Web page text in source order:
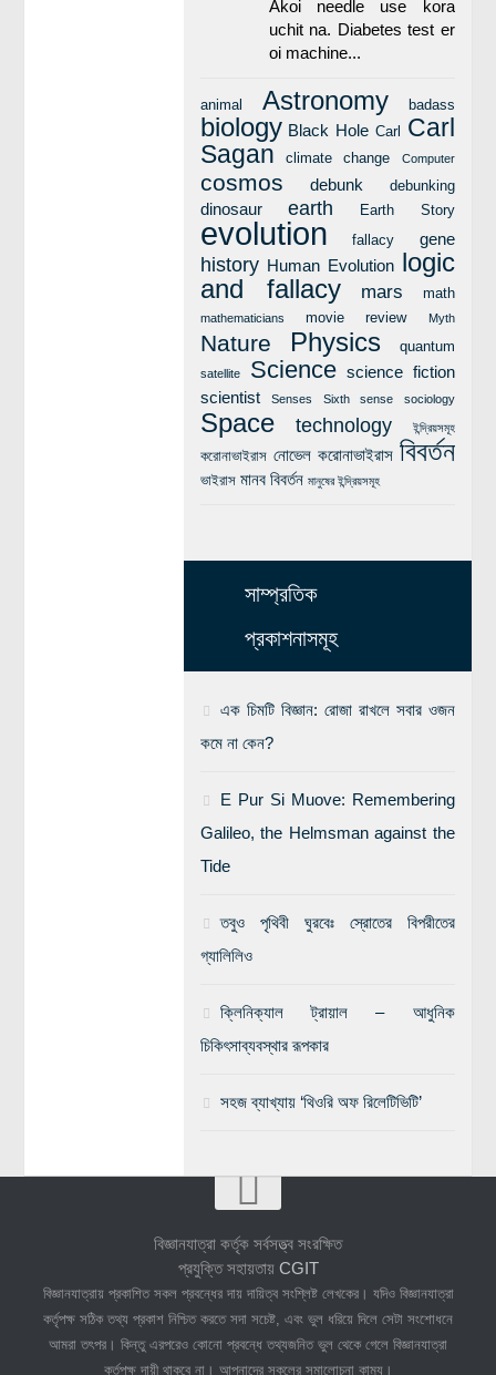
Akoi needle use kora
uchit na. Diabetes test er
oi machine...
animal Astronomy badass
biology Black Hole Carl
Carl
Sagan
climate change Computer
cosmos debunk debunking
dinosaur earth Earth Story
evolution fallacy gene
history Human Evolution
logic
and fallacy
mars math
mathematicians movie review Myth
Nature Physics quantum
satellite Science science fiction
scientist
Senses Sixth sense sociology
Space technology ইন্দ্রিয়সমূহ
করোনাভাইরাস নোভেল করোনাভাইরাস বিবর্তন
ভাইরাস মানব বিবর্তন মানুষের ইন্দ্রিয়সমূহ
সাম্প্রতিক
প্রকাশনাসমূহ
এক চিমটি বিজ্ঞান: রোজা রাখলে সবার ওজন
কমে না কেন?
E Pur Si Muove: Remembering
Galileo, the Helmsman against the
Tide
তবুও পৃথিবী ঘুরবেঃ স্রোতের বিপরীতের
গ্যালিলিও
ক্লিনিক্যাল ট্রায়াল – আধুনিক
চিকিৎসাব্যবস্থার রূপকার
সহজ ব্যাখ্যায় ‘থিওরি অফ রিলেটিভিটি’
বিজ্ঞানযাত্রা কর্তৃক সর্বসত্ত্ব সংরক্ষিত
প্রযুক্তি সহায়তায় CGIT
বিজ্ঞানযাত্রায় প্রকাশিত সকল প্রবন্ধের দায় দায়িত্ব সংশ্লিষ্ট লেখকের। যদিও বিজ্ঞানযাত্রা
কর্তৃপক্ষ সঠিক তথ্য প্রকাশ নিশ্চিত করতে সদা সচেষ্ট, এবং ভুল ধরিয়ে দিলে সেটা সংশোধনে
আমরা তৎপর। কিন্তু এরপরেও কোনো প্রবন্ধে তথ্যজনিত ভুল থেকে গেলে বিজ্ঞানযাত্রা
কর্তৃপক্ষ দায়ী থাকবে না। আপনাদের সকলের সমালোচনা কাম্য।